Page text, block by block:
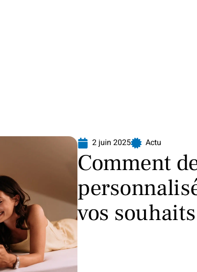
2 juin 2025 Actu
Comment
vos